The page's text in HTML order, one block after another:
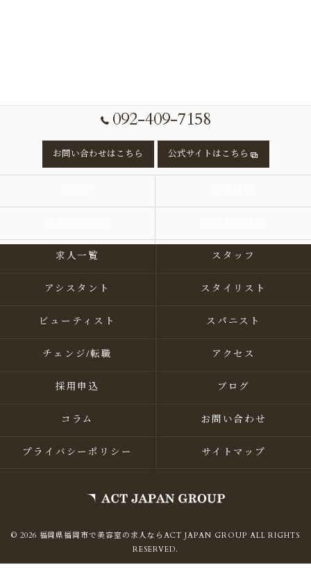
092-409-7158
お問い合わせはこちら 公式サイトはこちら
求人一覧 スタッフ
アシスタント スタイリスト
ビューティスト スパニスト
チェンジ/転職 アクセス
採用申込 ブログ
コラム お問い合わせ
プライバシーポリシー サイトマップ
© 2026 福岡県福岡市で美容室の求人ならACT JAPAN GROUP ALL RIGHTS
RESERVED.